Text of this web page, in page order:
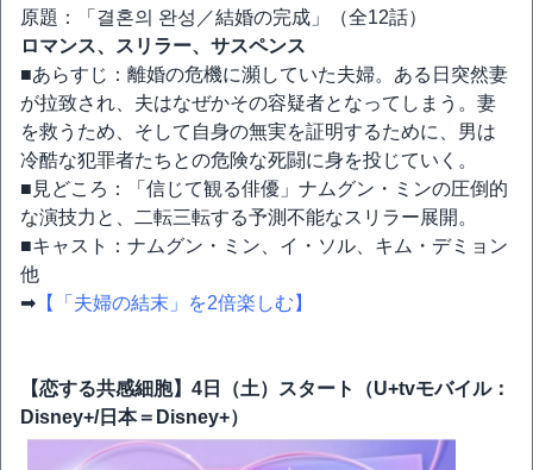
原題：「결혼의 완성／結婚の完成」（全12話）
ロマンス、スリラー、サスペンス
■あらすじ：離婚の危機に瀕していた夫婦。ある日突然妻
が拉致され、夫はなぜかその容疑者となってしまう。妻
を救うため、そして自身の無実を証明するために、男は
冷酷な犯罪者たちとの危険な死闘に身を投じていく。
■見どころ：「信じて観る俳優」ナムグン・ミンの圧倒的
な演技力と、二転三転する予測不能なスリラー展開。
■キャスト：ナムグン・ミン、イ・ソル、キム・デミョン
他
➡ 【「夫婦の結末」を2倍楽しむ】
【恋する共感細胞】4日（土）スタート（U+tvモバイル：
Disney+/日本＝Disney+）